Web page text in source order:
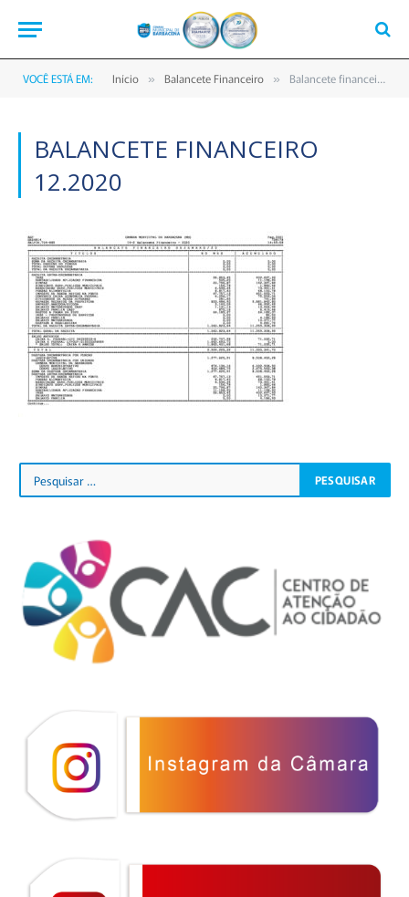
VOCÊ ESTÁ EM: Início » Balancete Financeiro » Balancete financeiro 12.2020
BALANCETE FINANCEIRO
12.2020